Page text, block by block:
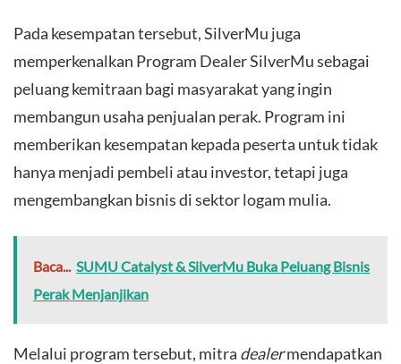
​Pada kesempatan tersebut, SilverMu juga
memperkenalkan Program Dealer SilverMu sebagai
peluang kemitraan bagi masyarakat yang ingin
membangun usaha penjualan perak. Program ini
memberikan kesempatan kepada peserta untuk tidak
hanya menjadi pembeli atau investor, tetapi juga
mengembangkan bisnis di sektor logam mulia.
Baca... SUMU Catalyst & SilverMu Buka Peluang Bisnis
Perak Menjanjikan
​Melalui program tersebut, mitra dealermendapatkan